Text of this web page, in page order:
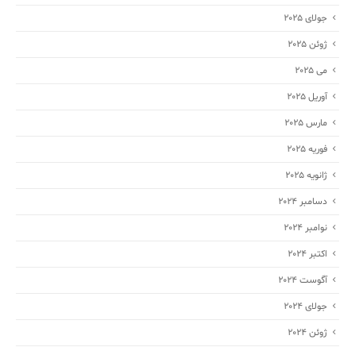
جولای 2025
ژوئن 2025
می 2025
آوریل 2025
مارس 2025
فوریه 2025
ژانویه 2025
دسامبر 2024
نوامبر 2024
اکتبر 2024
آگوست 2024
جولای 2024
ژوئن 2024